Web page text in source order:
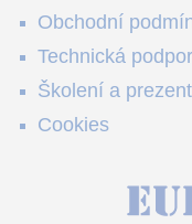
Obchodní
Technická
Školení a
Cookies